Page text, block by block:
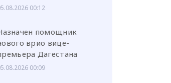
00:12
помощник
врио вице-
Дагестана
00:09